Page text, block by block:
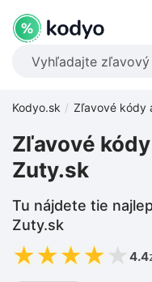
Kodyo.sk Zľavové kódy
Zľavové
Zuty.sk
Tu nájdete tie
Zuty.sk
★★★★★ 4.4